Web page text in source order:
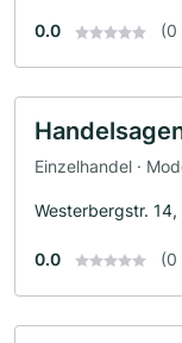
0.0 (0
Einzelhandel ·
Westerbergstr.
0.0 (0